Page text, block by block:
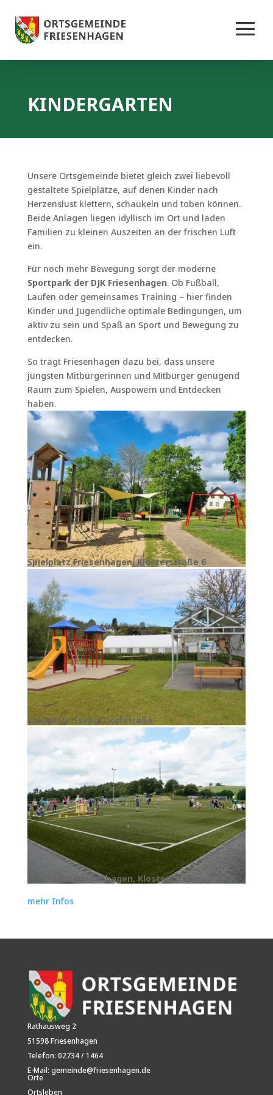
KINDERGARTEN
Unsere Ortsgemeinde bietet gleich zwei liebevoll
gestaltete Spielplätze, auf denen Kinder nach
Herzenslust klettern, schaukeln und toben können.
Beide Anlagen liegen idyllisch im Ort und laden
Familien zu kleinen Auszeiten an der frischen Luft
ein.
Für noch mehr Bewegung sorgt der moderne
Sportpark der DJK Friesenhagen. Ob Fußball,
Laufen oder gemeinsames Training – hier finden
Kinder und Jugendliche optimale Bedingungen, um
aktiv zu sein und Spaß an Sport und Bewegung zu
entdecken.
So trägt Friesenhagen dazu bei, dass unsere
jüngsten Mitbürgerinnen und Mitbürger genügend
Raum zum Spielen, Auspowern und Entdecken
haben.
Spielplatz Friesenhagen, Klosterstraße 6
Spielplatz Steeg, Dorfstraße
Sportpark Friesenhagen, Klosterstraße
mehr Infos
Rathausweg 2
51598Friesenhagen
Telefon: 02734 / 1464
E-Mail: gemeinde@friesenhagen.de
Orte
Ortsleben